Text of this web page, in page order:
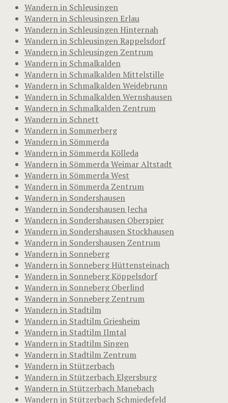
Wandern in Schleusingen
Wandern in Schleusingen Erlau
Wandern in Schleusingen Hinternah
Wandern in Schleusingen Rappelsdorf
Wandern in Schleusingen Zentrum
Wandern in Schmalkalden
Wandern in Schmalkalden Mittelstille
Wandern in Schmalkalden Weidebrunn
Wandern in Schmalkalden Wernshausen
Wandern in Schmalkalden Zentrum
Wandern in Schnett
Wandern in Sommerberg
Wandern in Sömmerda
Wandern in Sömmerda Kölleda
Wandern in Sömmerda Weimar Altstadt
Wandern in Sömmerda West
Wandern in Sömmerda Zentrum
Wandern in Sondershausen
Wandern in Sondershausen Jecha
Wandern in Sondershausen Oberspier
Wandern in Sondershausen Stockhausen
Wandern in Sondershausen Zentrum
Wandern in Sonneberg
Wandern in Sonneberg Hüttensteinach
Wandern in Sonneberg Köppelsdorf
Wandern in Sonneberg Oberlind
Wandern in Sonneberg Zentrum
Wandern in Stadtilm
Wandern in Stadtilm Griesheim
Wandern in Stadtilm Ilmtal
Wandern in Stadtilm Singen
Wandern in Stadtilm Zentrum
Wandern in Stützerbach
Wandern in Stützerbach Elgersburg
Wandern in Stützerbach Manebach
Wandern in Stützerbach Schmiedefeld